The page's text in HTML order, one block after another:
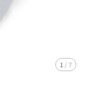
1 /7